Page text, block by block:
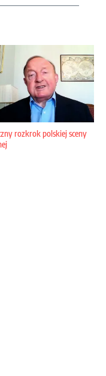
rozkrok polskiej sceny